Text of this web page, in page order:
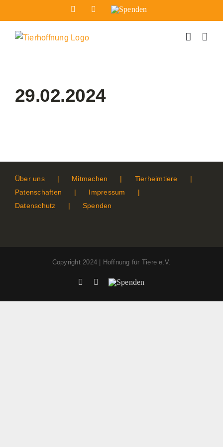
Inhalt
springen
FacebookInstagram
Spenden
29.02.2024
Über uns Mitmachen
Tierheimtiere
Patenschaften
Impressum
Datenschutz
Spenden
Copyright 2024 | Hoffnung für Tiere e.V.
FacebookInstagram
Spenden